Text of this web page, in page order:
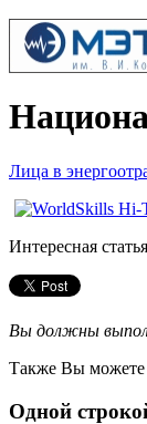
Лица в
Интересная
Вы должны
Также Вы можете
Одной